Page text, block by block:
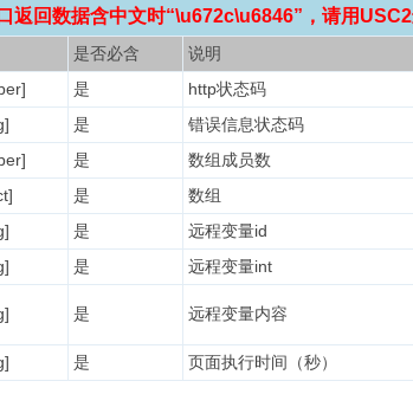
返回数据含中文时“\u672c\u6846”，请用
是否必含 说明
是 http状态码
是 错误信息状态码
是 数组成员数
是
数组
是 远程变量id
是 远程变量int
是 远程变量内容
是 页面执行时间（秒）